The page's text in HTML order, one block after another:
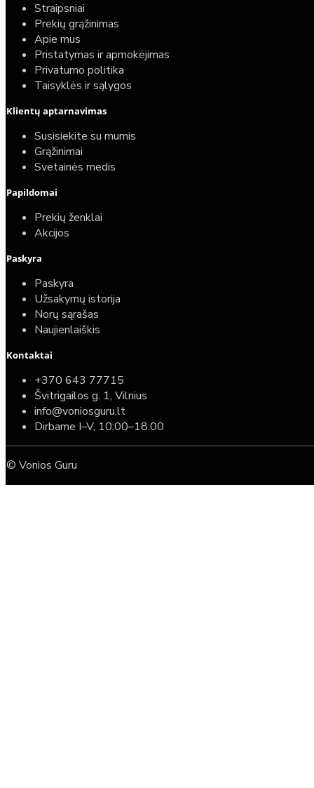
Straipsniai
Prekių grąžinimas
Apie mus
Pristatymas ir apmokėjimas
Privatumo politika
Taisyklės ir sąlygos
Klientų aptarnavimas
Susisiekite su mumis
Grąžinimai
Svetainės medis
Papildomai
Prekių ženklai
Akcijos
Paskyra
Paskyra
Užsakymų istorija
Norų sąrašas
Naujienlaiškis
Kontaktai
+370 643 77715
Švitrigailos g. 1, Vilnius
info@voniosguru.lt
Dirbame I–V, 10:00–18:00
© Vonios Guru